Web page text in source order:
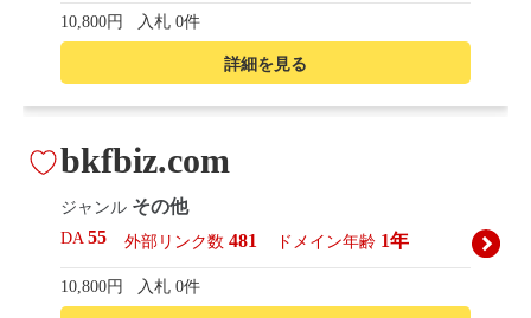
詳細を見る
10,800円 入札 0件
bkfbiz.com
ジャンル その他
DA55 外部リンク数 481 ドメイン年齢 1年
10,800円 入札 0件